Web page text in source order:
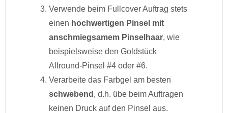
Verwende beim Fullcover Auftrag stets
einen hochwertigen Pinsel mit
anschmiegsamem Pinselhaar, wie
beispielsweise den Goldstück
Allround-Pinsel #4 oder #6.
Verarbeite das Farbgel am besten
schwebend , d.h. übe beim Auftragen
keinen Druck auf den Pinsel aus.